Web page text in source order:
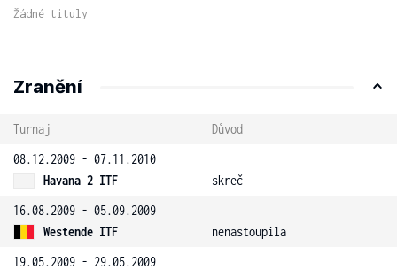
Žádné tituly
Zranění
Turnaj
Důvod
08.12.2009 - 07.11.2010
Havana 2 ITF
skreč
16.08.2009 - 05.09.2009
Westende ITF
nenastoupila
19.05.2009 - 29.05.2009